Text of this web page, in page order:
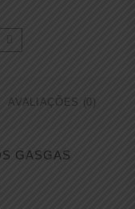
AVALIAÇÕES (0)